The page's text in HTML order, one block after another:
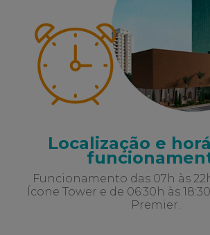
Localização e
Funcionamento das 07h às
Ícone Tower e de 06:30h às
Premier.